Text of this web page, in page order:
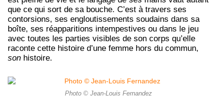
que ce qui sort de sa bouche. C’est à travers ses
contorsions, ses engloutissements soudains dans sa
boîte, ses réapparitions intempestives ou dans le jeu
avec toutes les parties visibles de son corps qu’elle
raconte cette histoire d’une femme hors du commun,
son histoire.
Photo © Jean-Louis Fernandez